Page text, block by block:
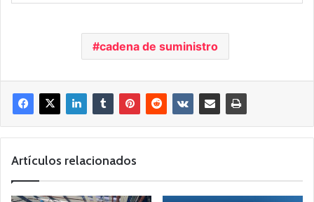
cadena de suministro
Artículos relacionados